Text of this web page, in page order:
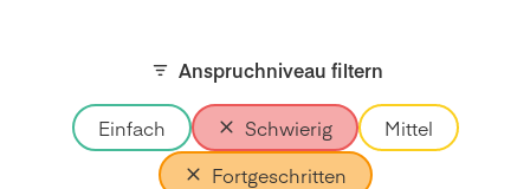
Anspruchniveau filtern
Einfach Schwierig
Mittel
Fortgeschritten